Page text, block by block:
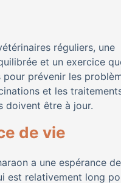
réguliers, une
et un exercice
pour prévenir les
et les
doivent être à jour.
de vie
a une espérance
est relativement long